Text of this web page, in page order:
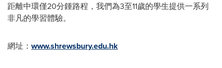
距離中環僅20分鍾路程，我們為3至11歲的學生提供一系列
非凡的學習體驗。
網址： www.shrewsbury.edu.hk